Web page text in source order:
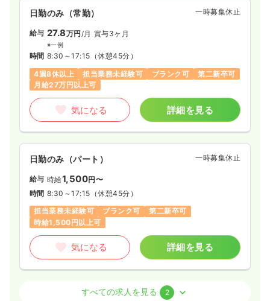
日勤のみ（常勤） 一時募集休止
給与 27.8万円/月 賞与3ヶ月
※一例
時間 8:30～17:15 （休憩45分）
4週8休以上
担当業務未経験可 ブランク可
第二新卒可
月給27万円以上可
気になる 詳細を見る
日勤のみ（パート） 一時募集休止
給与 時給1,500円〜
時間 8:30～17:15 （休憩45分）
担当業務未経験可
ブランク可
第二新卒可
時給1,500円以上可
気になる 詳細を見る
正・准看護師すべての求人を見る 2